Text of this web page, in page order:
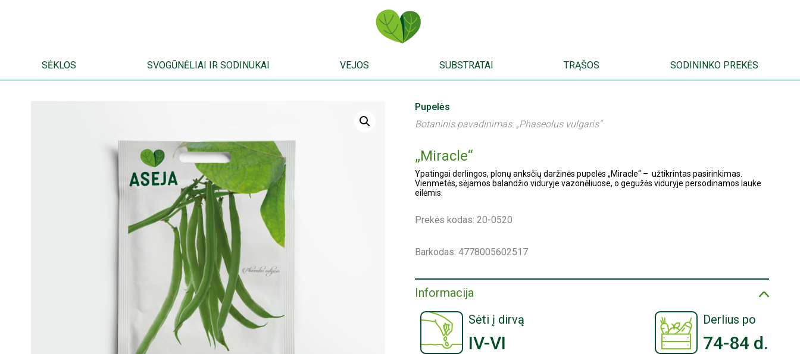
ET LV LT
SĖKLOS SVOGŪNĖLIAI IR SODINUKAI VEJOS SUBSTRATAI TRĄŠOS SODININKO PREKĖS
Pupelės
Botaninis pavadinimas: „Phaseolus vulgaris“
„Miracle“
Ypatingai derlingos, plonų anksčių daržinės pupelės „Miracle“ – užtikrintas pasirinkimas.
Vienmetės, sėjamos balandžio viduryje vazonėliuose, o gegužės viduryje persodinamos lauke
eilėmis.
Prekės kodas: 20-0520
Barkodas: 4778005602517
Informacija
Sėti į dirvą
Derlius po
IV-VI 74-84 d.